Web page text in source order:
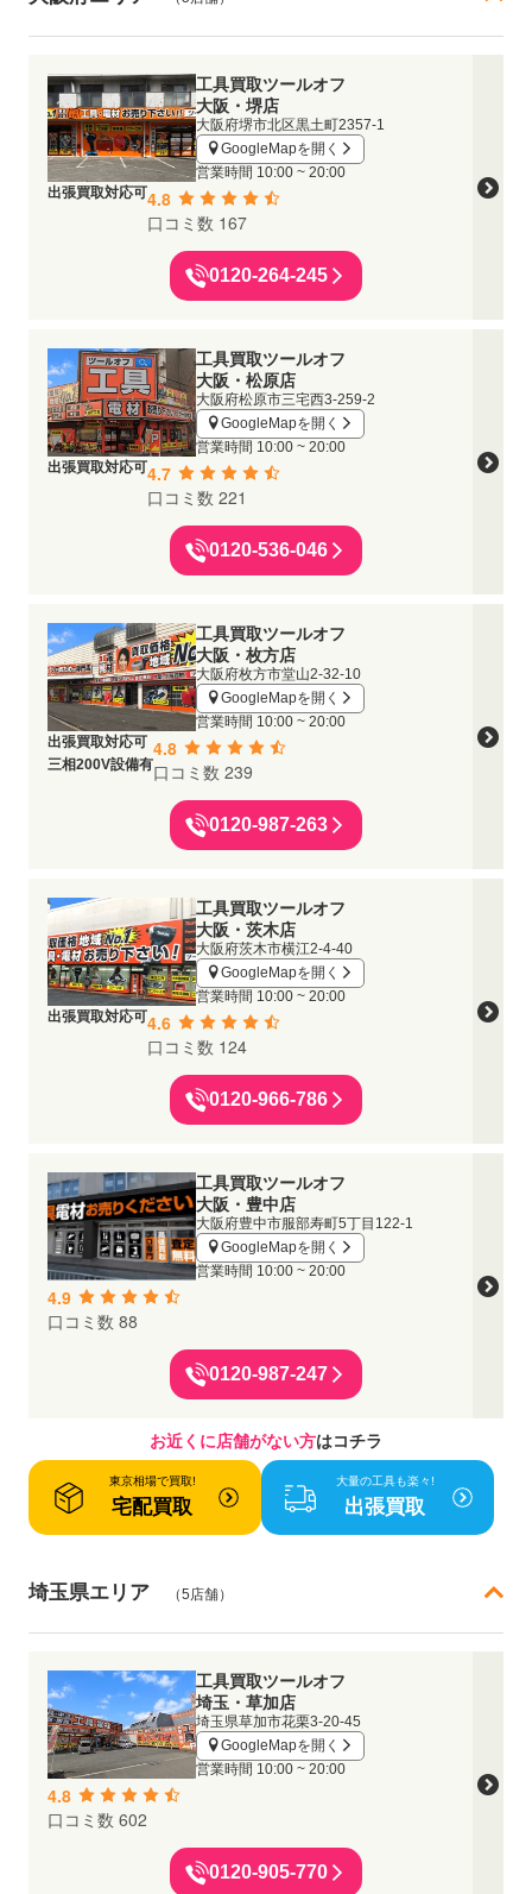
工具買取ツールオフ
大阪・堺店
大阪府堺市北区黒土町2357-1
GoogleMapを開く
営業時間 10:00 ~ 20:00
出張買取対応可4.8
口コミ数 167
0120-264-245
工具買取ツールオフ
大阪・松原店
大阪府松原市三宅西3-259-2
GoogleMapを開く
営業時間 10:00 ~ 20:00
出張買取対応可4.7
口コミ数 221
0120-536-046
工具買取ツールオフ
大阪・枚方店
大阪府枚方市堂山2-32-10
GoogleMapを開く
営業時間 10:00 ~ 20:00
出張買取対応可
三相200V設備有
4.8
口コミ数 239
0120-987-263
工具買取ツールオフ
大阪・茨木店
大阪府茨木市横江2-4-40
GoogleMapを開く
営業時間 10:00 ~ 20:00
出張買取対応可4.6
口コミ数 124
0120-966-786
工具買取ツールオフ
大阪・豊中店
大阪府豊中市服部寿町5丁目122-1
GoogleMapを開く
営業時間 10:00 ~ 20:00
4.9
口コミ数 88
0120-987-247
お近くに店舗がない方はコチラ
東京相場で買取!
宅配買取
大量の工具も楽々!
出張買取
埼玉県エリア （5店舗）
工具買取ツールオフ
埼玉・草加店
埼玉県草加市花栗3-20-45
GoogleMapを開く
営業時間 10:00 ~ 20:00
4.8
口コミ数 602
0120-905-770